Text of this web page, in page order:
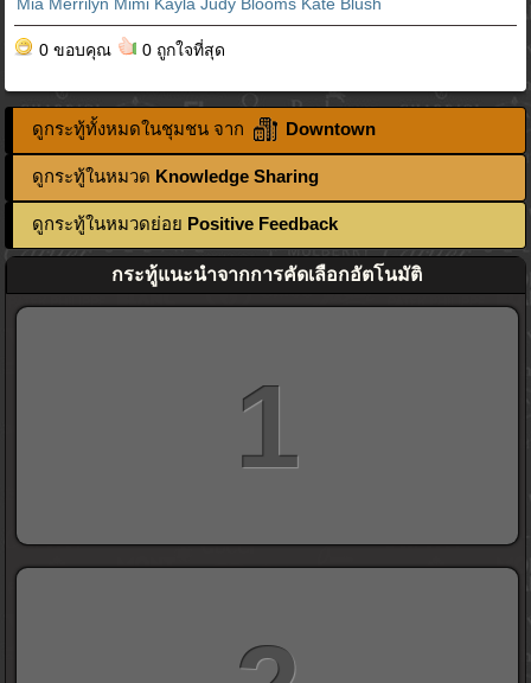
0 ขอบคุณ 0 ถูกใจที่สุด
ดูกระทู้ทั้งหมดในชุมชน จาก Downtown
ดูกระทู้ในหมวด Knowledge Sharing
ดูกระทู้ในหมวดย่อย Positive Feedback
กระทู้แนะนำจากการคัดเลือกอัตโนมัติ
1